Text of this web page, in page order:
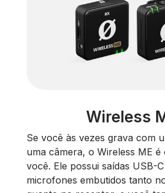
Wireless
Se você às vezes grava com
uma câmera, o Wireless ME é
você. Ele possui saídas USB-
microfones embutidos tanto